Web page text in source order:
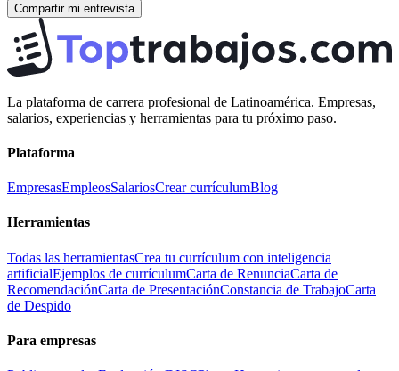
Compartir mi entrevista
La plataforma de carrera profesional de Latinoamérica. Empresas,
salarios, experiencias y herramientas para tu próximo paso.
Plataforma
EmpresasEmpleosSalariosCrear currículumBlog
Herramientas
Todas las herramientasCrea tu currículum con inteligencia
artificialEjemplos de currículumCarta de RenunciaCarta de
RecomendaciónCarta de PresentaciónConstancia de TrabajoCarta
de Despido
Para empresas